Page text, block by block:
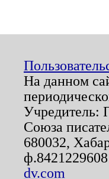
На данном
Учредитель:
Союза
680032,
dv.com